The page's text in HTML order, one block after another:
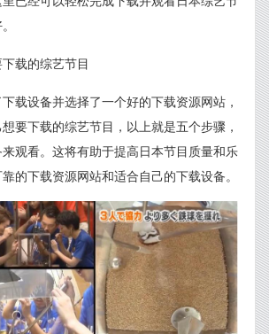
载的综艺节目
载设备并选择了一个好的下载资源网站，
要下载的综艺节目，以上就是五个步骤，
观看。这将有助于提高日本节目质量和乐
的下载资源网站和适合自己的下载设备。